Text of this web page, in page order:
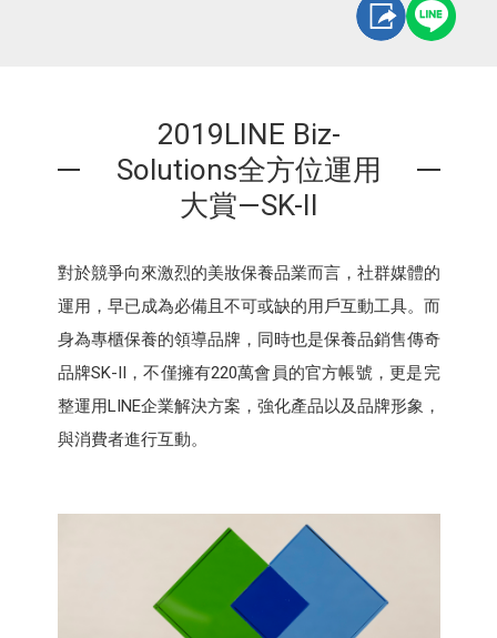
2019LINE Biz-
Solutions全方位運用
大賞—SK-II
對於競爭向來激烈的美妝保養品業而言，社群媒體的
運用，早已成為必備且不可或缺的用戶互動工具。而
身為專櫃保養的領導品牌，同時也是保養品銷售傳奇
品牌SK-II，不僅擁有220萬會員的官方帳號，更是完
整運用LINE企業解決方案，強化產品以及品牌形象，
與消費者進行互動。